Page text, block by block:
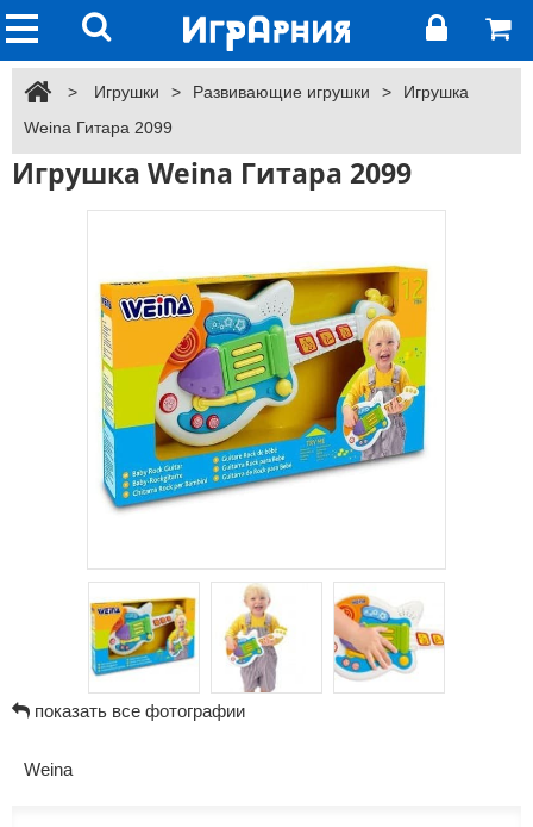
> Игрушки > Развивающие игрушки >
Игрушка
Weina Гитара 2099
Игрушка Weina Гитара 2099
показать все фотографии
Weina